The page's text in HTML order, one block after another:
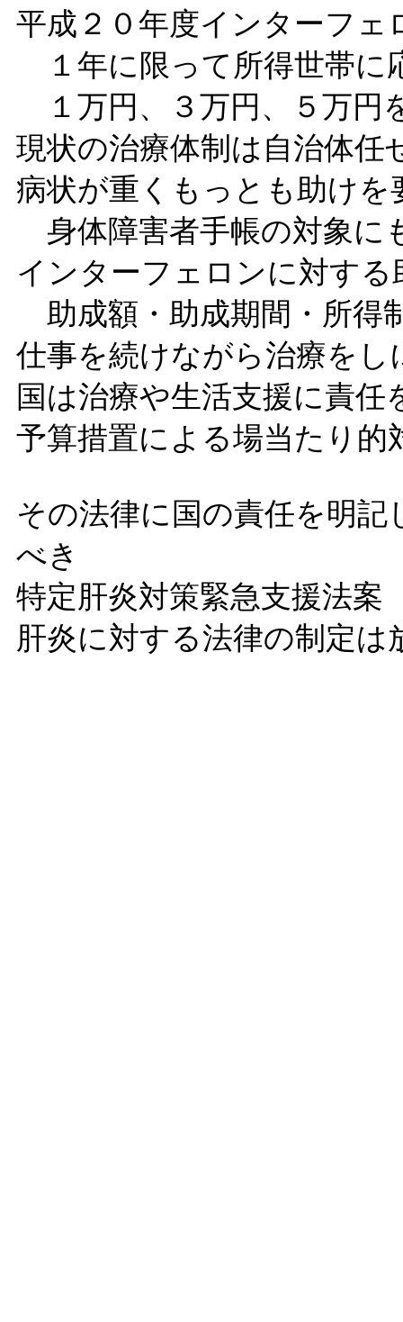
平成２０年度インターフェ
１年に限って所得世帯に
１万円、３万円、５万円
現状の治療体制は自治体任
病状が重くもっとも助けを
身体障害者手帳の対象に
インターフェロンに対す
助成額・助成期間・所得
仕事を続けながら治療をし
国は治療や生活支援に責任
予算措置による場当たり的
その法律に国の責任を明
べき
特定肝炎対
肝炎に対する法律の制定は